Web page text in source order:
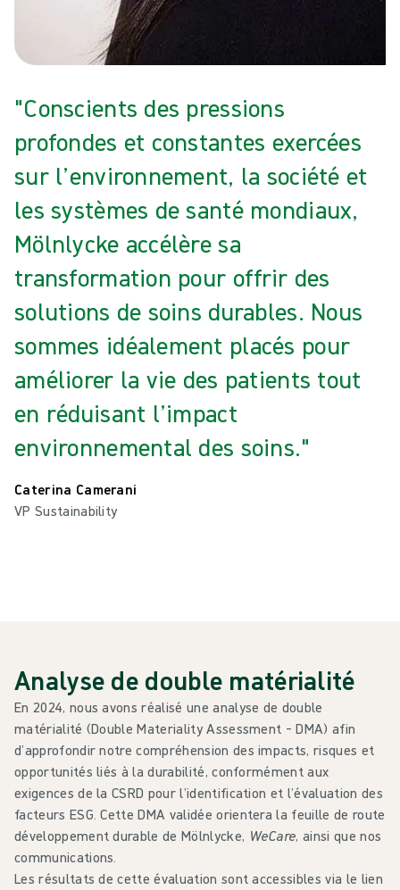
"Conscients des pressions
profondes et constantes exercées
sur l’environnement, la société et
les systèmes de santé mondiaux,
Mölnlycke accélère sa
transformation pour offrir des
solutions de soins durables. Nous
sommes idéalement placés pour
améliorer la vie des patients tout
en réduisant l’impact
environnemental des soins."
Caterina Camerani
VP Sustainability
Analyse de double matérialité
En 2024, nous avons réalisé une analyse de double
matérialité (Double Materiality Assessment – DMA) afin
d’approfondir notre compréhension des impacts, risques et
opportunités liés à la durabilité, conformément aux
exigences de la CSRD pour l’identification et l’évaluation des
facteurs ESG. Cette DMA validée orientera la feuille de route
développement durable de Mölnlycke, WeCare, ainsi que nos
communications.
Les résultats de cette évaluation sont accessibles via le lien